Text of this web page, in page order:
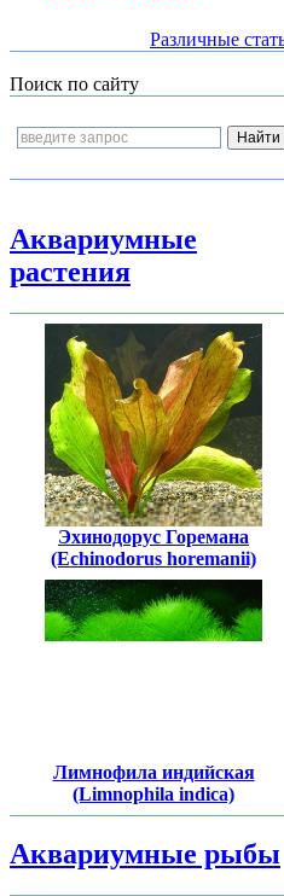
Различные
Поиск по сайту
Аквариумные
растения
Эхинодорус Горемана
(Echinodorus horemanii)
Лимнофила индийская
(Limnophila indica)
Аквариумные рыбы